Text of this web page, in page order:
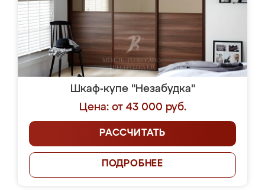
Шкаф-купе "Незабудка"
Цена: от 43 000 руб.
РАССЧИТАТЬ
ПОДРОБНЕЕ